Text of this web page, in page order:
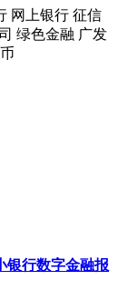
网上银行 征信
绿色金融 广发
银行数字金融报